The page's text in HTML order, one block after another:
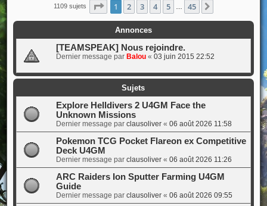
1109 sujets Page 1sur45
1 2 3 4 5 45
Annonces
[TEAMSPEAK] Nous rejoindre.
Dernier message par Balou« 03 juin 2015 22:52
Sujets
Explore Helldivers 2 U4GM Face the
Unknown Missions
Dernier message par clausoliver« 06 août 2026 11:58
Pokemon TCG Pocket Flareon ex Competitive
Deck U4GM
Dernier message par clausoliver« 06 août 2026 11:26
ARC Raiders Ion Sputter Farming U4GM
Guide
Dernier message par clausoliver« 06 août 2026 09:55